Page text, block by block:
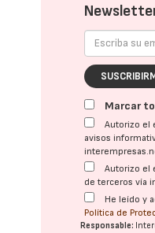
Marcar
Autorizo el
avisos
Autorizo el
de terceros vía
He leído y
Política de
Responsable: